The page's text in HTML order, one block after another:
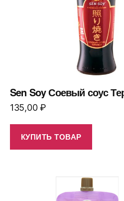
Sen Soy Соевый соус
135,00₽
КУПИТЬ ТОВАР